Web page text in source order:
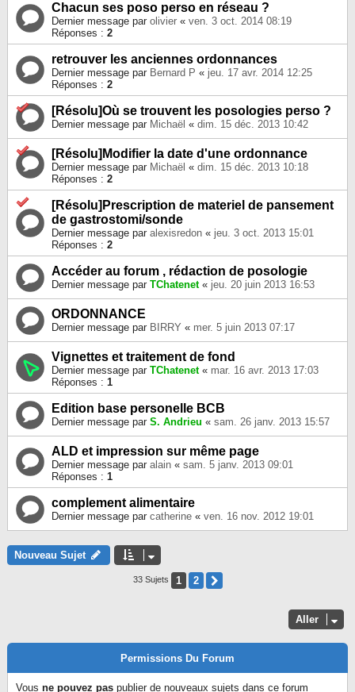
Chacun ses poso perso en réseau ?
Dernier message par olivier « ven. 3 oct. 2014 08:19
Réponses : 2
retrouver les anciennes ordonnances
Dernier message par Bernard P « jeu. 17 avr. 2014 12:25
Réponses : 2
[Résolu]Où se trouvent les posologies perso ?
Dernier message par Michaël « dim. 15 déc. 2013 10:42
[Résolu]Modifier la date d'une ordonnance
Dernier message par Michaël « dim. 15 déc. 2013 10:18
Réponses : 2
[Résolu]Prescription de materiel de pansement
de gastrostomi/sonde
Dernier message par alexisredon « jeu. 3 oct. 2013 15:01
Réponses : 2
Accéder au forum , rédaction de posologie
Dernier message par TChatenet« jeu. 20 juin 2013 16:53
ORDONNANCE
Dernier message par BIRRY « mer. 5 juin 2013 07:17
Vignettes et traitement de fond
Dernier message par TChatenet« mar. 16 avr. 2013 17:03
Réponses : 1
Edition base personelle BCB
Dernier message par S. Andrieu « sam. 26 janv. 2013 15:57
ALD et impression sur même page
Dernier message par alain « sam. 5 janv. 2013 09:01
Réponses : 1
complement alimentaire
Dernier message par catherine « ven. 16 nov. 2012 19:01
Nouveau Sujet
33 Sujets 1 2
Aller
Permissions Du Forum
Vous ne pouvez pas publier de nouveaux sujets dans ce forum